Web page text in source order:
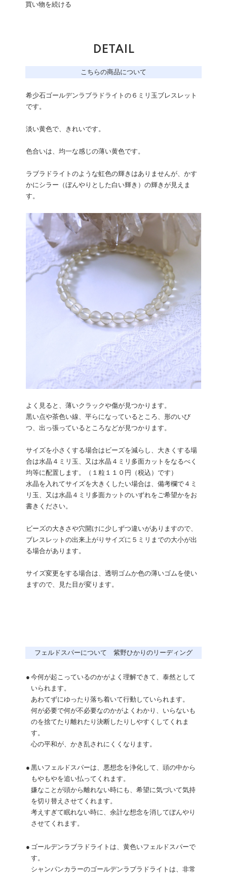
買い物を続ける
DETAIL
こちらの商品について
希少石ゴールデンラブラドライトの６ミリ玉ブレスレット
です。
淡い黄色で、きれいです。
色合いは、均一な感じの薄い黄色です。
ラブラドライトのような虹色の輝きはありませんが、かす
かにシラー（ぼんやりとした白い輝き）の輝きが見えま
す。
よく見ると、薄いクラックや傷が見つかります。
黒い点や茶色い線、平らになっているところ、形のいび
つ、出っ張っているところなどが見つかります。
サイズを小さくする場合はビーズを減らし、大きくする場
合は水晶４ミリ玉、又は水晶４ミリ多面カットをなるべく
均等に配置します。（１粒１１０円（税込）です）
水晶を入れてサイズを大きくしたい場合は、備考欄で４ミ
リ玉、又は水晶４ミリ多面カットのいずれをご希望かをお
書きください。
ビーズの大きさや穴開けに少しずつ違いがありますので、
ブレスレットの出来上がりサイズに５ミリまでの大小が出
る場合があります。
サイズ変更をする場合は、透明ゴムか色の薄いゴムを使い
ますので、見た目が変ります。
フェルドスパーについて 紫野ひかりのリーディング
● 今何が起こっているのかがよく理解できて、泰然として
いられます。
あわてずにゆったり落ち着いて行動していられます。
何が必要で何が不必要なのかがよくわかり、いらないも
のを捨てたり離れたり決断したりしやすくしてくれま
す。
心の平和が、かき乱されにくくなります。
● 黒いフェルドスパーは、悪想念を浄化して、頭の中から
もやもやを追い払ってくれます。
嫌なことが頭から離れない時にも、希望に気づいて気持
を切り替えさせてくれます。
考えすぎて眠れない時に、余計な想念を消してぼんやり
させてくれます。
● ゴールデンラブラドライトは、黄色いフェルドスパーで
す。
シャンパンカラーのゴールデンラブラドライトは、非常